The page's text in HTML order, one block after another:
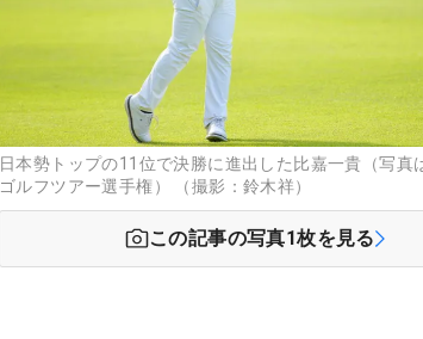
日本勢トップの11位で決勝に進出した比嘉一貴（写真
ゴルフツアー選手権） （撮影：鈴木祥）
この記事の写真1枚を見る